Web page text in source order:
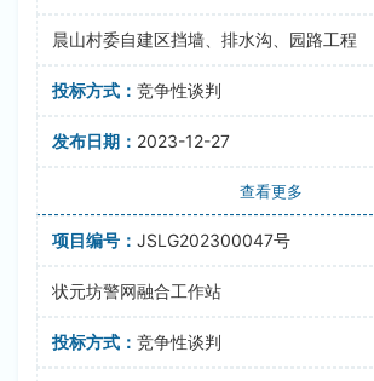
晨山村委自建区挡墙、排水沟、园路工程
竞争性谈判
2023-12-27
查看更多
JSLG202300047号
状元坊警网融合工作站
竞争性谈判